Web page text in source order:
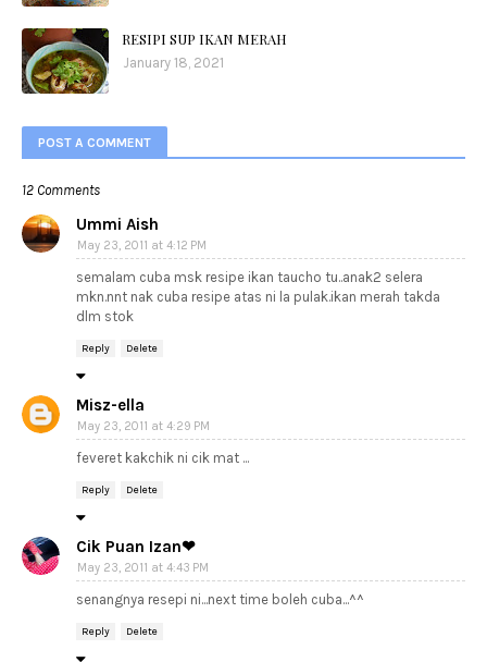
RESIPI SUP IKAN MERAH
January 18, 2021
POST A COMMENT
12 Comments
Ummi Aish
May 23, 2011 at 4:12 PM
semalam cuba msk resipe ikan taucho tu..anak2 selera
mkn.nnt nak cuba resipe atas ni la pulak.ikan merah takda
dlm stok
Reply Delete
Misz-ella
May 23, 2011 at 4:29 PM
feveret kakchik ni cik mat ...
Reply Delete
Cik Puan Izan❤
May 23, 2011 at 4:43 PM
senangnya resepi ni...next time boleh cuba...^^
Reply Delete